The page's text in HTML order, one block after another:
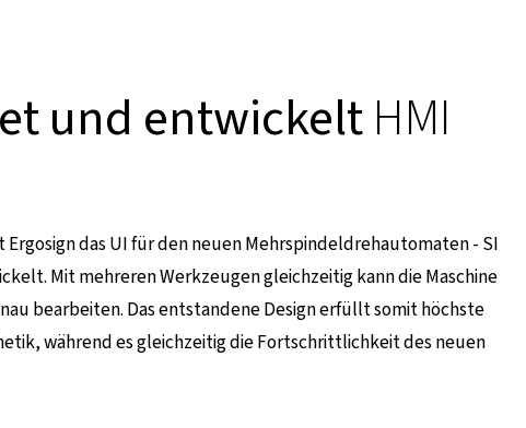
und entwickeltHMI
das UI für den neuen Mehrspindeldrehautomaten - SI
Mit mehreren Werkzeugen gleichzeitig kann die Maschine
bearbeiten. Das entstandene Design erfüllt somit höchste
während es gleichzeitig die Fortschrittlichkeit des neuen